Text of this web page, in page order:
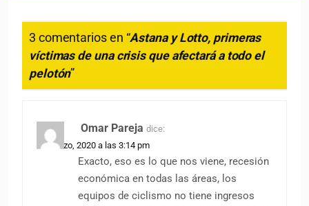
3 comentarios en “Astana y Lotto, primeras
víctimas de una crisis que afectará a todo el
pelotón”
Omar Pareja dice:
30 marzo, 2020 a las 3:14 pm
Exacto, eso es lo que nos viene, recesión
económica en todas las áreas, los
equipos de ciclismo no tiene ingresos